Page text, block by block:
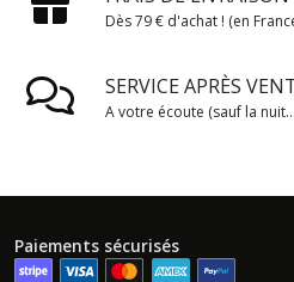
Dès 79 € d'achat ! (en
SERVICE APRÈS
A votre écoute (sauf la
Paiements sécurisés